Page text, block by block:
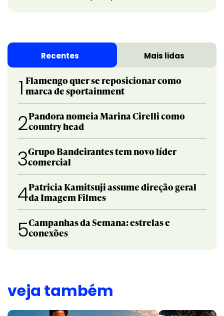
Recentes Mais lidas
1 Flamengo quer se reposicionar como
marca de sportainment
2Pandora nomeia Marina Cirelli como
country head
3Grupo Bandeirantes tem novo líder
comercial
4Patricia Kamitsuji assume direção geral
da Imagem Filmes
5Campanhas da Semana: estrelas e
conexões
veja também